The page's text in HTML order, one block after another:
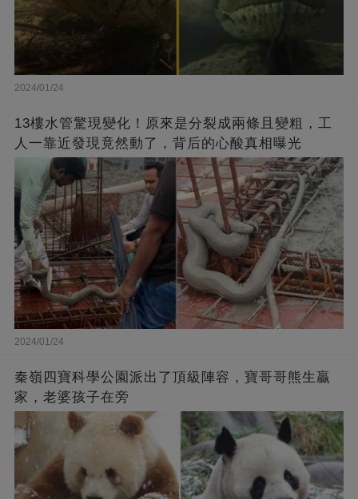
2024/01/24
13樓水管驚現變化！原來是分裂成兩條且變粗，工
人一靠近發現竟然動了，背后的心酸真相曝光
2024/01/24
秦嶺四寶科學公園派出了頂級陣容，寶哥哥熊生贏
家，老婆孩子在旁